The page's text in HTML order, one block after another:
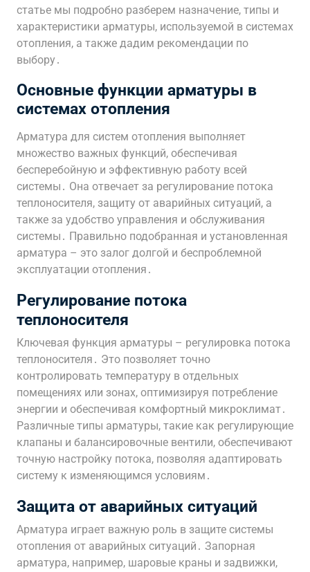
статье мы подробно разберем назначение, типы и
характеристики арматуры, используемой в системах
отопления, а также дадим рекомендации по
выбору․
Основные функции арматуры в
системах отопления
Арматура для систем отопления выполняет
множество важных функций, обеспечивая
бесперебойную и эффективную работу всей
системы․ Она отвечает за регулирование потока
теплоносителя, защиту от аварийных ситуаций, а
также за удобство управления и обслуживания
системы․ Правильно подобранная и установленная
арматура – это залог долгой и беспроблемной
эксплуатации отопления․
Регулирование потока
теплоносителя
Ключевая функция арматуры – регулировка потока
теплоносителя․ Это позволяет точно
контролировать температуру в отдельных
помещениях или зонах, оптимизируя потребление
энергии и обеспечивая комфортный микроклимат․
Различные типы арматуры, такие как регулирующие
клапаны и балансировочные вентили, обеспечивают
точную настройку потока, позволяя адаптировать
систему к изменяющимся условиям․
Защита от аварийных ситуаций
Арматура играет важную роль в защите системы
отопления от аварийных ситуаций․ Запорная
арматура, например, шаровые краны и задвижки,